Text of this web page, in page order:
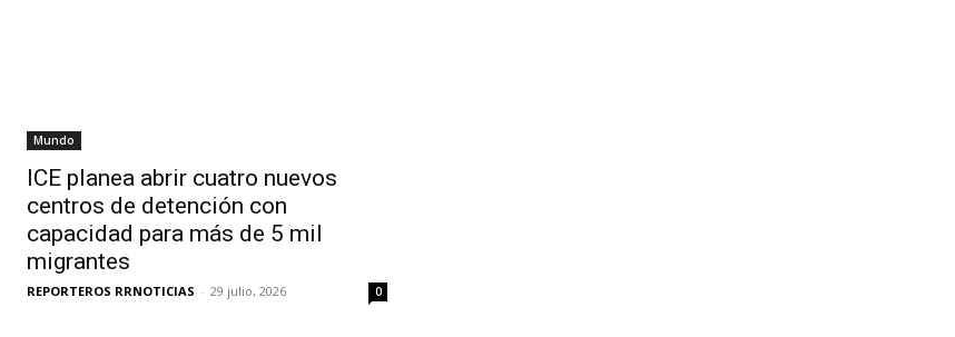
Mundo
ICE planea abrir cuatro nuevos
centros de detención con
capacidad para más de 5 mil
migrantes
REPORTEROS RRNOTICIAS - 29 julio, 2026 0